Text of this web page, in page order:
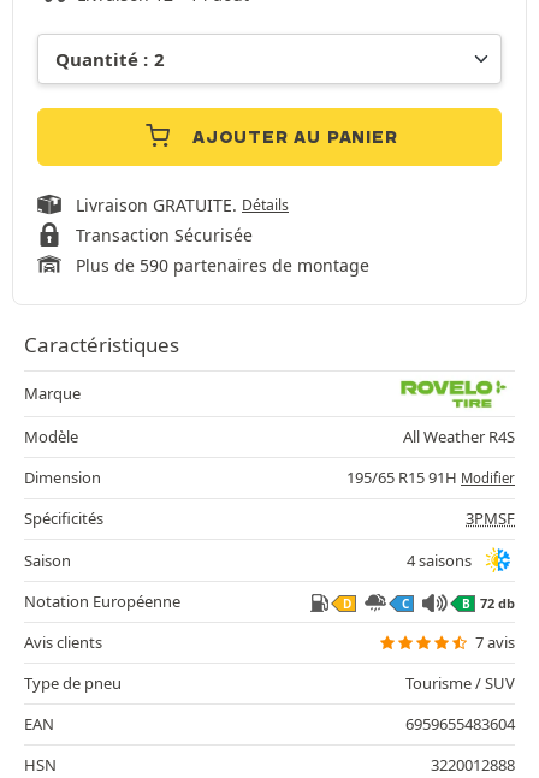
AJOUTER AU PANIER
Livraison GRATUITE. Détails
Transaction Sécurisée
Plus de 590 partenaires de montage
Caractéristiques
Marque
Modèle
All Weather R4S
Dimension
195/65 R15 91H Modifier
Spécificités
3PMSF
Saison
4 saisons
Notation Européenne
D C B 72 db
Avis clients
7 avis
Type de pneu
Tourisme / SUV
EAN
6959655483604
HSN
3220012888